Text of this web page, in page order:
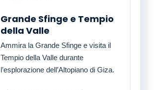
Grande Sfinge e Tempio
della Valle
Ammira la Grande Sfinge e visita il
Tempio della Valle durante
l’esplorazione dell’Altopiano di Giza.